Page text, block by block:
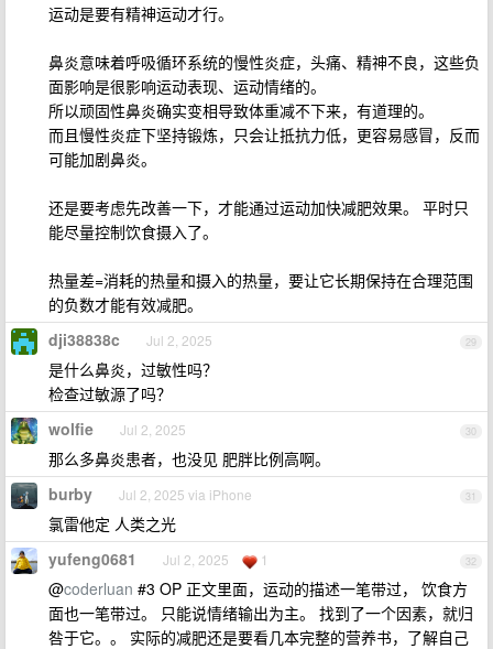
运动是要有精神运动才行。
鼻炎意味着呼吸循环系统的慢性炎症，头痛、精神不良，这些负
面影响是很影响运动表现、运动情绪的。
所以顽固性鼻炎确实变相导致体重减不下来，有道理的。
而且慢性炎症下坚持锻炼，只会让抵抗力低，更容易感冒，反而
可能加剧鼻炎。
还是要考虑先改善一下，才能通过运动加快减肥效果。 平时只
能尽量控制饮食摄入了。
热量差=消耗的热量和摄入的热量，要让它长期保持在合理范围
的负数才能有效减肥。
29
dji38838c Jul 2, 2025
是什么鼻炎，过敏性吗？
检查过敏源了吗？
30
wolfie Jul 2, 2025
那么多鼻炎患者，也没见 肥胖比例高啊。
31
burby Jul 2, 2025 via iPhone
氯雷他定 人类之光
32
yufeng0681 Jul 2, 2025 1
@coderluan #3 OP 正文里面，运动的描述一笔带过， 饮食方
面也一笔带过。 只能说情绪输出为主。 找到了一个因素，就归
咎于它。。 实际的减肥还是要看几本完整的营养书，了解自己